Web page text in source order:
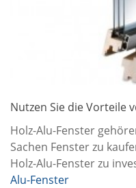
Nutzen Sie die Vorteile
Holz-Alu-Fenster
Sachen Fenster zu
Holz-Alu-Fenster zu
Alu-Fenster